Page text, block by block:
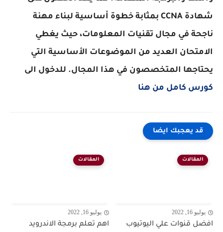
شهادة CCNA بمثابة خطوة أساسية لبناء مهنة
ناجحة في مجال تقنيات المعلومات، حيث يغطي
الامتحان العديد من الموضوعات الأساسية التي
يحتاجها المتخصصون في هذا المجال. للدخول الى
كورس كامل من هنا
قد يعجبك ايضا
المقالات
يوليو 16, 2022
افضل قنوات علي اليوتيوب
المقالات
يوليو 16, 2022
اهم تعلم برمجة الاندرويد